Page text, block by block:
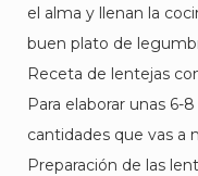
el alma y llenan la
buen plato de
Receta de lentejas
Para elaborar unas 6-
cantidades que vas a
Preparación de las